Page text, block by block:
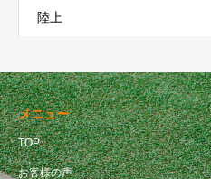
陸上
メニュー
TOP
お客様の声